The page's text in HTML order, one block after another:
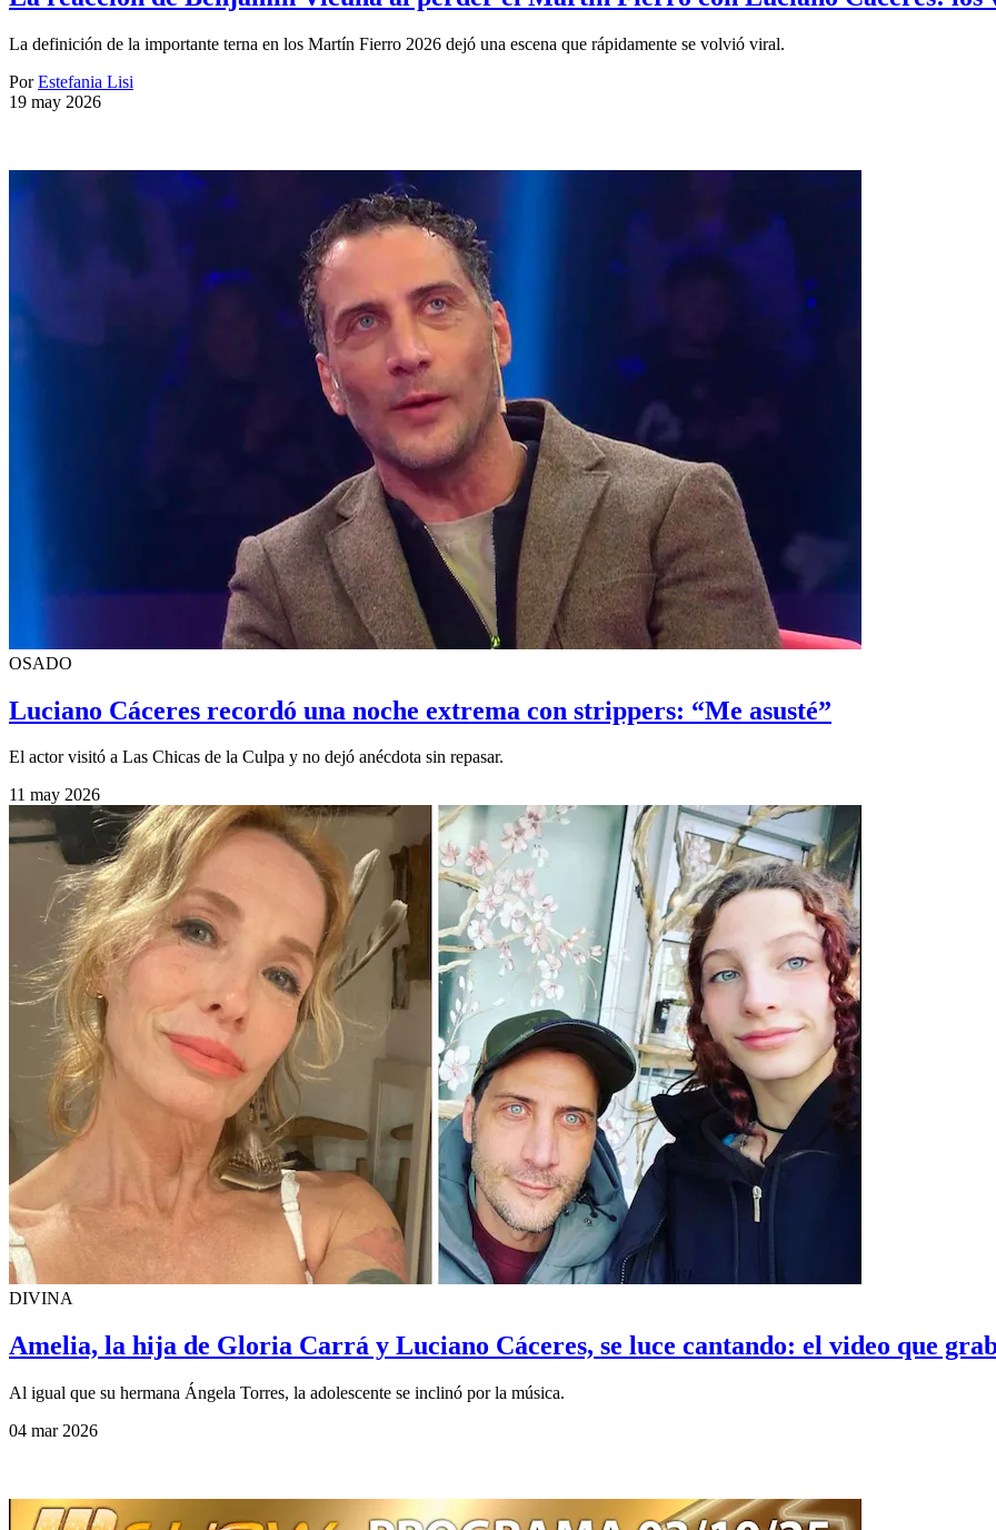
La definición de la importante terna en los Martín Fierro 2026 dejó una escena que rápidamente se volvió viral.
PorEstefania Lisi
19 may 2026
OSADO
Luciano Cáceres recordó una noche extrema con strippers: “Me asusté”
El actor visitó a Las Chicas de la Culpa y no dejó anécdota sin repasar.
11 may 2026
DIVINA
Amelia, la hija de Gloria Carrá y Luciano Cáceres, se luce cantando: el video que
Al igual que su hermana Ángela Torres, la adolescente se inclinó por la música.
04 mar 2026